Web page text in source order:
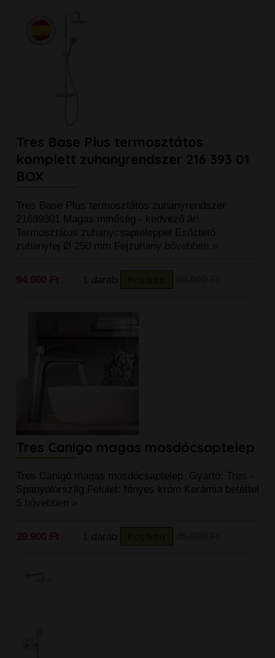
Tres Base Plus termosztátos
komplett zuhanyrendszer 216 393 01
BOX
Tres Base Plus termosztátos zuhanyrendszer
21639301 Magas minőség - kedvező ár!
Termosztátos zuhanycsapteleppel Esőztető
zuhanyfej Ø 250 mm Fejzuhany bővebben »
94.900 Ft darab
Tres Canigo magas mosdócsaptelep
Tres Canigó magas mosdócsaptelep Gyártó: Tres -
Spanyolország Felület: fényes króm Kerámia betéttel
5 bővebben »
39.900 Ft darab